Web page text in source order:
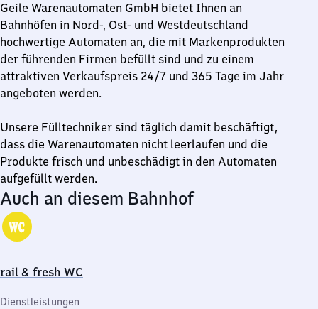
Uhr
Geile Warenautomaten GmbH bietet Ihnen an
Bahnhöfen in Nord-, Ost- und Westdeutschland
hochwertige Automaten an, die mit Markenprodukten
der führenden Firmen befüllt sind und zu einem
attraktiven Verkaufspreis 24/7 und 365 Tage im Jahr
angeboten werden.
Unsere Fülltechniker sind täglich damit beschäftigt,
dass die Warenautomaten nicht leerlaufen und die
Produkte frisch und unbeschädigt in den Automaten
aufgefüllt werden.
Auch an diesem Bahnhof
rail & fresh WC
Dienstleistungen